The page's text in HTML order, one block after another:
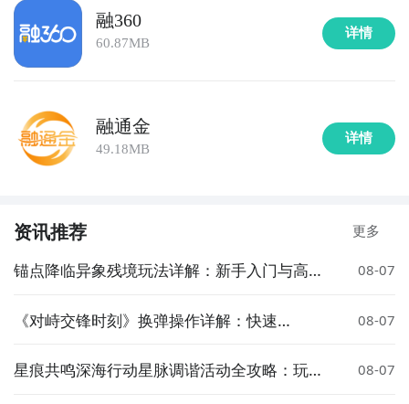
融360
60.87MB
详情
融通金
49.18MB
详情
资讯推荐 更多
锚点降临异象残境玩法详解：新手入门与高阶
08-07
《对峙交锋时刻》换弹操作详解：快速
08-07
星痕共鸣深海行动星脉调谐活动全攻略：玩法
08-07